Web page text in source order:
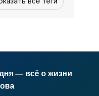
— всё о жизни